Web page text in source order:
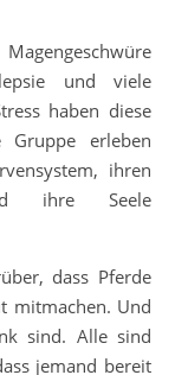
und viele
haben diese
erleben
ihren
ihre Seele
dass Pferde
mitmachen. Und
sind. Alle sind
jemand bereit